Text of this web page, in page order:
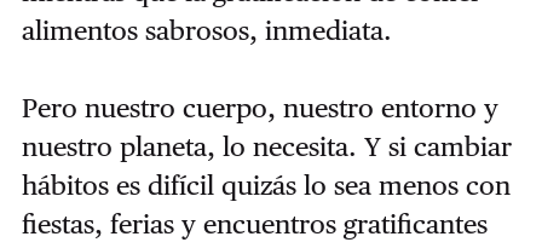
alimentos sabrosos, inmediata.
Pero nuestro cuerpo, nuestro entorno y
nuestro planeta, lo necesita. Y si cambiar
hábitos es difícil quizás lo sea menos con
fiestas, ferias y encuentros gratificantes